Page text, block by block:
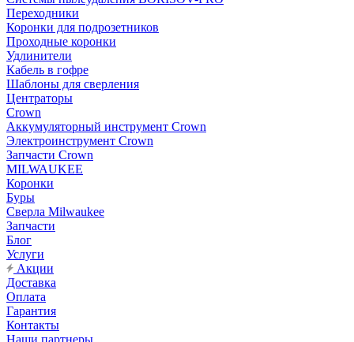
Переходники
Коронки для подрозетников
Проходные коронки
Удлинители
Кабель в гофре
Шаблоны для сверления
Центраторы
Crown
Аккумуляторный инструмент Crown
Электроинструмент Crown
Запчасти Crown
MILWAUKEE
Коронки
Буры
Сверла Milwaukee
Запчасти
Блог
Услуги
Акции
Доставка
Оплата
Гарантия
Контакты
Наши партнеры